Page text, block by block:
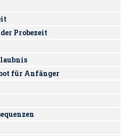
Probezeit
für Anfänger